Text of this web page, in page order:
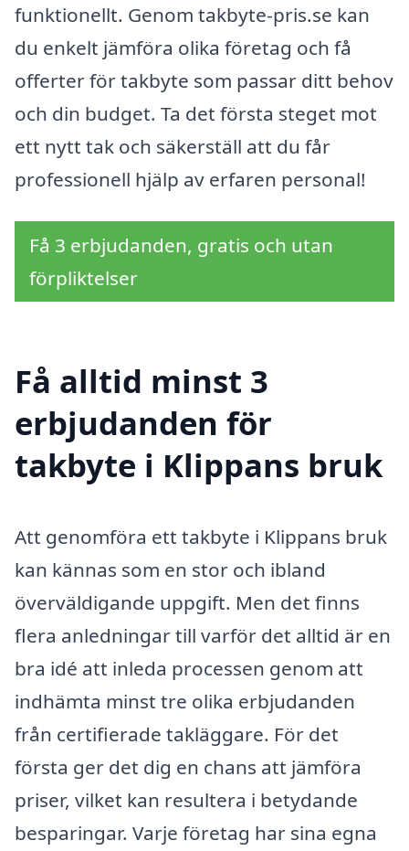
funktionellt. Genom takbyte-pris.se kan
du enkelt jämföra olika företag och få
offerter för takbyte som passar ditt behov
och din budget. Ta det första steget mot
ett nytt tak och säkerställ att du får
professionell hjälp av erfaren personal!
Få 3 erbjudanden, gratis och utan
förpliktelser
Få alltid minst 3
erbjudanden för
takbyte i Klippans bruk
Att genomföra ett takbyte i Klippans bruk
kan kännas som en stor och ibland
överväldigande uppgift. Men det finns
flera anledningar till varför det alltid är en
bra idé att inleda processen genom att
indhämta minst tre olika erbjudanden
från certifierade takläggare. För det
första ger det dig en chans att jämföra
priser, vilket kan resultera i betydande
besparingar. Varje företag har sina egna